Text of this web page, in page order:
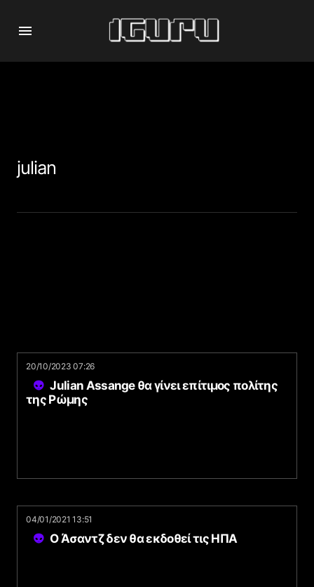
julian
20/10/2023 07:26
Julian Assange θα γίνει επίτιμος πολίτης
της Ρώμης
04/01/2021 13:51
O Άσαντζ δεν θα εκδοθεί τις ΗΠΑ